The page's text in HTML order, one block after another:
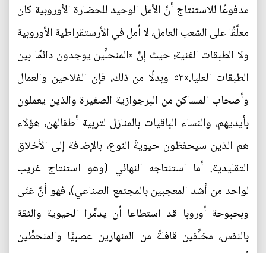
مدفوعًا للاستنتاج أنَّ الأمل الوحيد للحضارة الأوروبية كان
معلَّقًا على الشعب العامل، لا أمل في الأرستقراطية الأوروبية
ولا الطبقات الغنية؛ حيث إنَّ «المنحلِّين يوجدون دائمًا بين
الطبقات العليا.»٥٣ وبدلًا من ذلك، فإن الفلاحين والعمال
وأصحاب المساكن من البرجوازية الصغيرة والذين يعملون
بأيديهم، والنساء الباقيات بالمنازل لتربية أطفالهن، هؤلاء
هم الذين سيحفظون حيويةَ النوع، بالإضافة إلى الأخلاق
التقليدية. أما استنتاجه النهائي (وهو استنتاج غريب
لواحد من أشد المعجبين بالمجتمع الصناعي)، فهو أنَّ غنَى
وبحبوحة أوروبا قد استطاعا أن يدمِّرا الحيوية والثقة
بالنفس، مخلِّفين قافلةً من المنهارين عصبيًّا والمنحطِّين